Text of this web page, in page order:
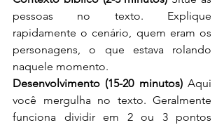
pessoas no texto. Explique
rapidamente o cenário, quem eram os
personagens, o que estava rolando
naquele momento.
Desenvolvimento (15-20 minutos) Aqui
você mergulha no texto. Geralmente
funciona dividir em 2 ou 3 pontos